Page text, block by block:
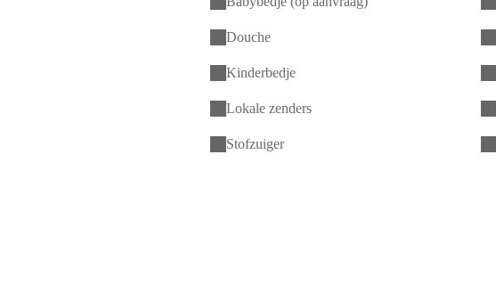
Douche
Kinderbedje
Lokale zenders
Stofzuiger